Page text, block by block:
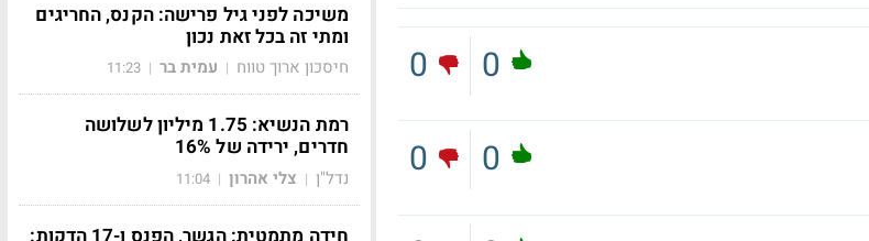
0
0
0
0
משיכה לפני גיל פרישה: הקנס, החריגים
ומתי זה בכל זאת נכון
חיסכון ארוך טווח | עמית בר |
11:23
רמת הנשיא: 1.75 מיליון לשלושה
חדרים, ירידה של 16%
נדל"ן | צלי אהרון |
11:04